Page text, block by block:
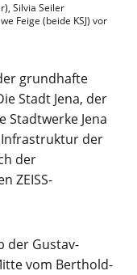
Silvia Seiler
Feige (beide KSJ) vor
grundhafte
Stadt Jena, der
Stadtwerke Jena
Infrastruktur der
der
ZEISS-
der Gustav-
vom Berthold-